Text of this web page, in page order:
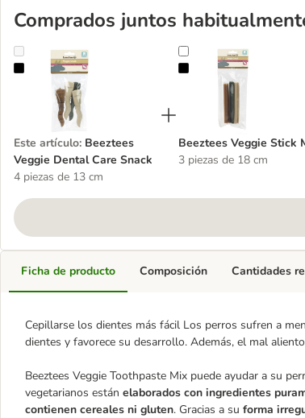
Comprados juntos
Beeztees Veggie Dental Care Snack
Este artículo: Beeztees
Veggie Dental Care Snack
4 piezas de 13 cm
Beeztees Veggie Stick
Beeztees Veggie Stick
3 piezas de 18 cm
Ficha de producto
Cepillarse los dientes más fácil Los perros sufren a
dientes y favorece su desarrollo. Además, el mal
Beeztees Veggie Toothpaste Mix puede ayudar a su
vegetarianos están elaborados con ingredientes
contienen cereales ni gluten. Gracias a su forma
Composición Cantidades